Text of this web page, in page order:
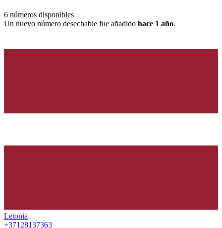
6 números disponibles
Un nuevo número desechable fue añadido hace 1 año.
Letonia
+37128137363